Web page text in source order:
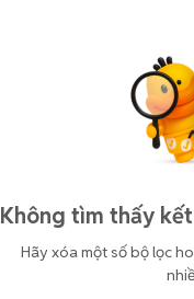
Không tìm thấy
Hãy xóa một số bộ lọc